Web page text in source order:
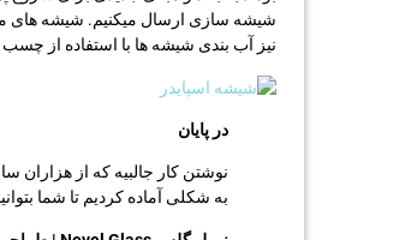
شیشه سازی ارسال میکنیم. شیشه های
نیز آب بندی شیشه ها با استفاده از
در پایان
به شکلی آماده کردیم تا شما